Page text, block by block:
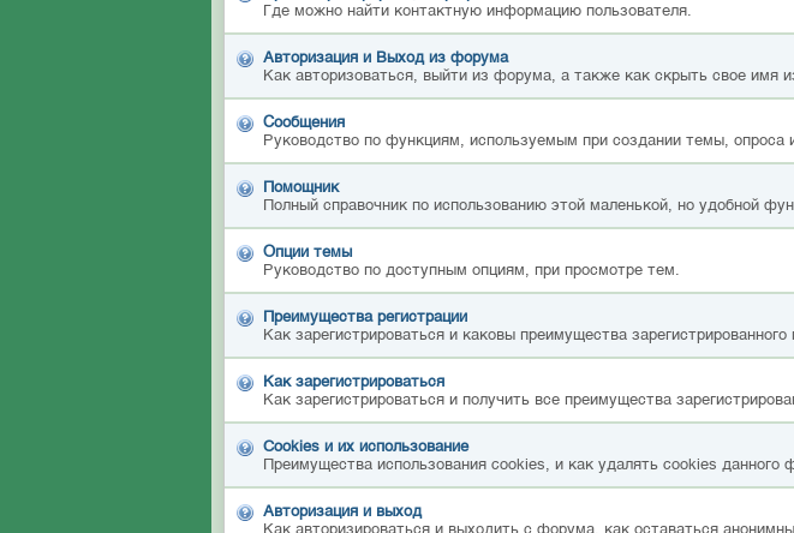
Где можно найти контактную информацию пользователя.
Авторизация и Выход из форума
Как авторизоваться, выйти из форума, а также как скрыть свое имя
Сообщения
Руководство по функциям, используемым при создании темы, опроса
Помощник
Полный справочник по использованию этой маленькой, но удобной
Опции темы
Руководство по доступным опциям, при просмотре тем.
Преимущества регистрации
Как зарегистрироваться и каковы преимущества зарегистрированного
Как зарегистрироваться
Как зарегистрироваться и получить все преимущества
Cookies и их использование
Преимущества использования cookies, и как удалять cookies данного
Авторизация и выход